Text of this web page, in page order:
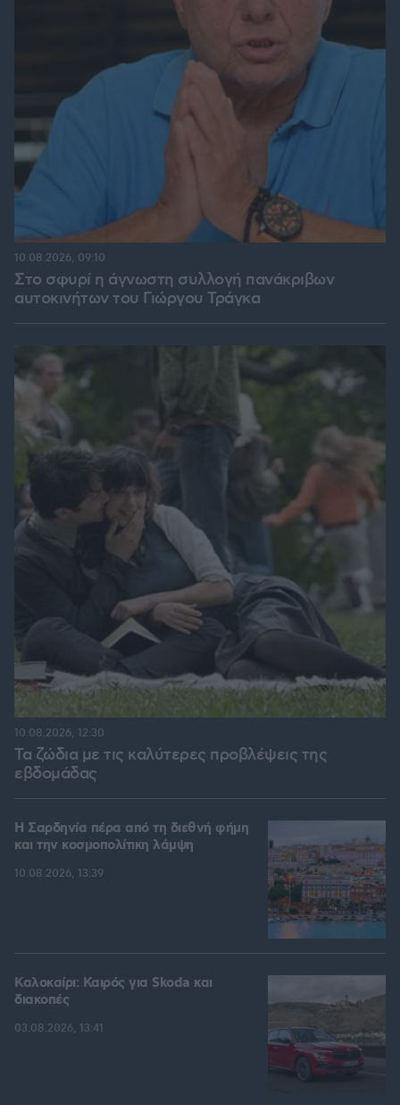
Στο σφυρί η άγνωστη συλλογή πανάκριβων
αυτοκινήτων του Γιώργου Τράγκα
10.08.2026, 09:10
Τα ζώδια με τις καλύτερες προβλέψεις της
εβδομάδας
10.08.2026, 12:30
Η Σαρδηνία πέρα από τη διεθνή φήμη
και την κοσμοπολίτικη λάμψη
10.08.2026, 13:39
Καλοκαίρι: Καιρός για Skoda και
διακοπές
03.08.2026, 13:41